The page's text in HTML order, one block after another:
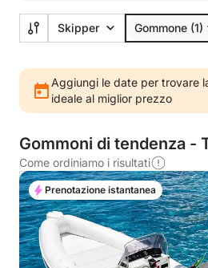
Skipper Gommone (1)
Aggiungi le date per trovare
ideale al miglior prezzo
Gommoni di tendenza -
Come ordiniamo i risultati
Prenotazione istantanea